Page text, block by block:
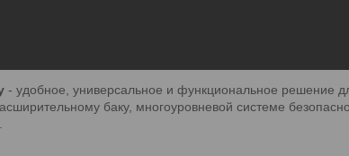
- удобное, универсальное и функциональное решение
баку, многоуровневой системе